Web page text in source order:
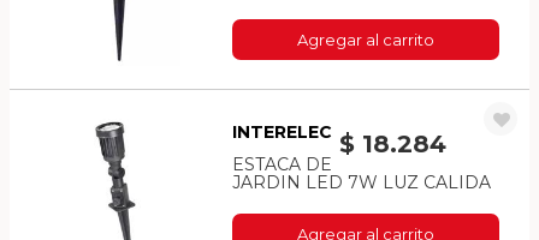
Agregar al carrito
$ 18.284
INTERELEC
ESTACA DE
JARDIN LED 7W LUZ CALIDA
Agregar al carrito